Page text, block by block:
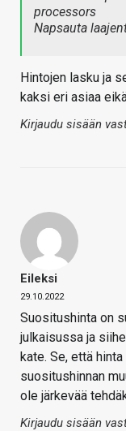
processors
Napsauta
Hintojen lasku ja
kaksi eri asiaa
Kirjaudu sisään
Eileksi
29.10.2022
Suositushinta on
julkaisussa ja
kate. Se, että
suositushinnan
ole järkevää
Kirjaudu sisään